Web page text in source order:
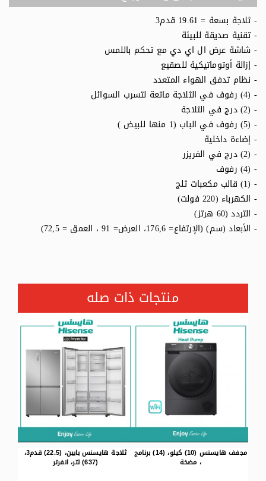
- ثلاجة بسعة = 19.61 قدم3
- تقنية صديقة للبيئة
- شاشة عرض ال اي دي مع تحكم باللمس
- إزالة أوتوماتيكية للصقيع
- نظام تدفق الهواء المتعدد
- (4) رفوف في الثلاجة ماتعة لتسرب السوائل
- (2) درج في الثلاجة
- (5) رفوف في الباب (1 منها للبيض )
- إضاءة داخلية
- (2) درج في الفريزر
- (4) رفوف
- (1) قالب مكعبات ثلج
- الكهرباء (220 فولت)
- التردد (60 هرتز)
- الأبعاد (سم) (الإرتفاع= 176,6، العرض= 91 ، العمق = 72,5)
منتجات ذات صله
ثلاجة هايسنس بابين، (22.5) قدم3، تلفزيون هايسنس 50 بوصة، ذكي،
HDR ، 4K ، نظام التشغيل VIDAA